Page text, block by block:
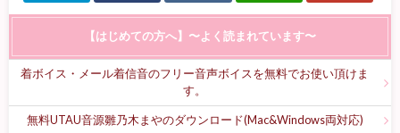
【はじめての方へ】〜よく読まれています〜
着ボイス・メール着信音のフリー音声ボイスを無料でお使い頂けま
す。
無料UTAU音源雛乃木まやのダウンロード(Mac&Windows両対応)